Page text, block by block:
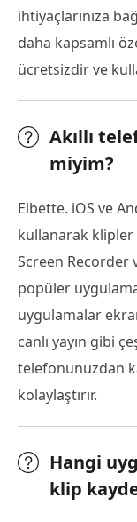
ihtiyaçlarınıza
daha kapsamlı
ücretsizdir ve
Akıllı
miyim?
Elbette. iOS ve
kullanarak klipler
Screen Recorder
popüler
uygulamalar
canlı yayın gibi
telefonunuzdan
kolaylaştırır.
Hangi
klip